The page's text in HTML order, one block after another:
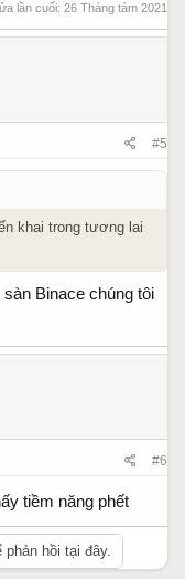
lần cuối: 26 Tháng tám 2021
#5
khai trong tương lai
Binace chúng tôi
#6
tiềm năng phết
hồi tại đây.